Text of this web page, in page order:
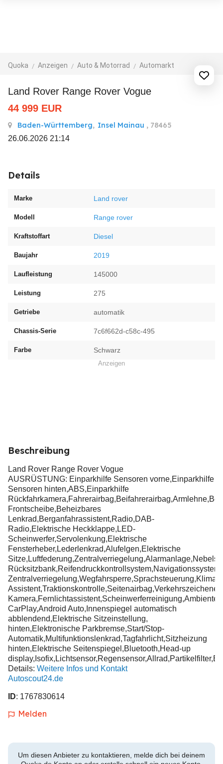
Quoka Anzeigen Auto & Motorrad Automarkt
Land Rover Range Rover Vogue
44 999 EUR
Baden-Württemberg, Insel Mainau , 78465
26.06.2026 21:14
Details
Marke Land rover
Modell Range rover
Kraftstoffart Diesel
Baujahr 2019
Laufleistung 145000
Leistung 275
Getriebe automatik
Chassis-Serie 7c6f662d-c58c-495
Farbe Schwarz
Anzeigen
Beschreibung
Land Rover Range Rover Vogue
AUSRÜSTUNG: Einparkhilfe Sensoren vorne,Einparkhilfe
Sensoren hinten,ABS,Einparkhilfe
Frontscheibe,Beheizbares
Lenkrad,Berganfahrassistent,Radio,DAB-
Radio,Elektrische Heckklappe,LED-
Scheinwerfer,Servolenkung,Elektrische
Fensterheber,Lederlenkrad,Alufelgen,Elektrische
CarPlay,Android Auto,Innenspiegel automatisch
abblendend,Elektrische Sitzeinstellung,
hinten,Elektronische Parkbremse,Start/Stop-
Automatik,Multifunktionslenkrad,Tagfahrlicht,Sitzheizung
hinten,Elektrische Seitenspiegel,Bluetooth,Head-up
Details: Weitere Infos und Kontakt
Autoscout24.de
ID: 1767830614
Melden
Um diesen Anbieter zu kontaktieren, melde dich bei deinem